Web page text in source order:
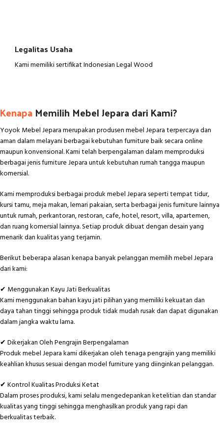
Legalitas Usaha
Kami memiliki sertifikat Indonesian Legal Wood
Kenapa Memilih Mebel Jepara dari Kami?
Yoyok Mebel Jepara merupakan produsen mebel Jepara terpercaya dan
aman dalam melayani berbagai kebutuhan furniture baik secara online
maupun konvensional. Kami telah berpengalaman dalam memproduksi
berbagai jenis furniture Jepara untuk kebutuhan rumah tangga maupun
komersial.
Kami memproduksi berbagai produk mebel Jepara seperti tempat tidur,
kursi tamu, meja makan, lemari pakaian, serta berbagai jenis furniture lainnya
untuk rumah, perkantoran, restoran, cafe, hotel, resort, villa, apartemen,
dan ruang komersial lainnya. Setiap produk dibuat dengan desain yang
menarik dan kualitas yang terjamin.
Berikut beberapa alasan kenapa banyak pelanggan memilih mebel Jepara
dari kami:
✔ Menggunakan Kayu Jati Berkualitas
Kami menggunakan bahan kayu jati pilihan yang memiliki kekuatan dan
daya tahan tinggi sehingga produk tidak mudah rusak dan dapat digunakan
dalam jangka waktu lama.
✔ Dikerjakan Oleh Pengrajin Berpengalaman
Produk mebel Jepara kami dikerjakan oleh tenaga pengrajin yang memiliki
keahlian khusus sesuai dengan model furniture yang diinginkan pelanggan.
✔ Kontrol Kualitas Produksi Ketat
Dalam proses produksi, kami selalu mengedepankan ketelitian dan standar
kualitas yang tinggi sehingga menghasilkan produk yang rapi dan
berkualitas terbaik.